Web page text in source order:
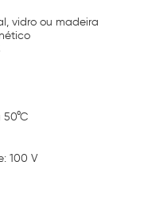
vidro ou madeira
100 V